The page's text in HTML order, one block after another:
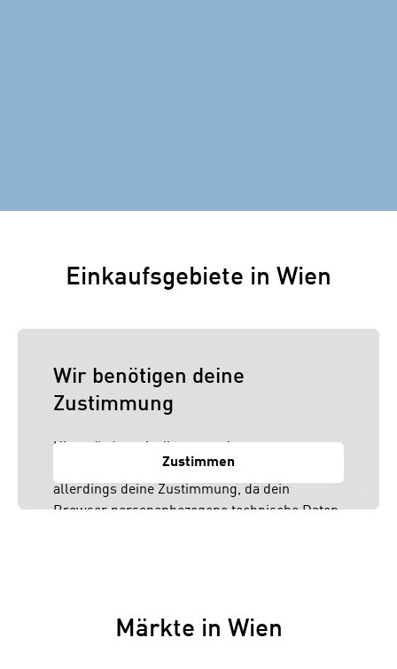
Einkaufsgebiete in Wien
Wir benötigen deine
Zustimmung
Hier würden wir dir gerne einen externen
Inhalt anzeigen. Dafür benötigen wir
allerdings deine Zustimmung, da dein
Browser personenbezogene technische Daten
Schutzniveau und insbesondere kann die US-
amerikanische Regierung Zugang zu diesen
Zustimmen
Märkte in Wien